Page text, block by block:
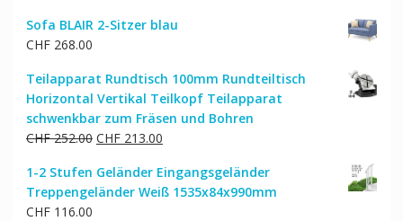
war:
ist:
Sofa BLAIR 2-Sitzer blau
CHF268.00
Teilapparat Rundtisch 100mm Rundteiltisch
Horizontal Vertikal Teilkopf Teilapparat
schwenkbar zum Fräsen und Bohren
CHF252.00 Ursprünglicher
war:
CHF 252.00
CHF213.00Aktueller
ist:
CHF 213.00.
1-2 Stufen Geländer Eingangsgeländer
Treppengeländer Weiß 1535x84x990mm
CHF116.00